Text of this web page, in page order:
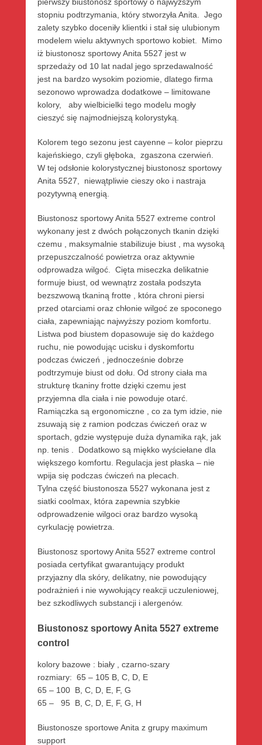
stopniu podtrzymania, który stworzyła Anita. Jego
zalety szybko doceniły klientki i stał się ulubionym
modelem wielu aktywnych sportowo kobiet. Mimo
iż biustonosz sportowy Anita 5527 jest w
sprzedaży od 10 lat nadal jego sprzedawalność
jest na bardzo wysokim poziomie, dlatego firma
sezonowo wprowadza dodatkowe – limitowane
kolory, aby wielbicielki tego modelu mogły
cieszyć się najmodniejszą kolorystyką.
Kolorem tego sezonu jest cayenne – kolor pieprzu
kajeńskiego, czyli głęboka, zgaszona czerwień.
W tej odsłonie kolorystycznej biustonosz sportowy
Anita 5527, niewątpliwie cieszy oko i nastraja
pozytywną energią.
Biustonosz sportowy Anita 5527 extreme control
wykonany jest z dwóch połączonych tkanin dzięki
czemu , maksymalnie stabilizuje biust , ma wysoką
przepuszczalność powietrza oraz aktywnie
odprowadza wilgoć. Cięta miseczka delikatnie
formuje biust, od wewnątrz została podszyta
bezszwową tkaniną frotte , która chroni piersi
przed otarciami oraz chłonie wilgoć ze spoconego
ciała, zapewniając najwyższy poziom komfortu.
Listwa pod biustem dopasowuje się do każdego
ruchu, nie powodując ucisku i dyskomfortu
podczas ćwiczeń , jednocześnie dobrze
podtrzymuje biust od dołu. Od strony ciała ma
strukturę tkaniny frotte dzięki czemu jest
przyjemna dla ciała i nie powoduje otarć.
Ramiączka są ergonomiczne , co za tym idzie, nie
zsuwają się z ramion podczas ćwiczeń oraz w
sportach, gdzie występuje duża dynamika rąk, jak
np. tenis . Dodatkowo są miękko wyściełane dla
większego komfortu. Regulacja jest płaska – nie
wpija się podczas ćwiczeń na plecach.
Tylna część biustonosza 5527 wykonana jest z
siatki coolmax, która zapewnia szybkie
odprowadzenie wilgoci oraz bardzo wysoką
cyrkulację powietrza.
Biustonosz sportowy Anita 5527 extreme control
posiada certyfikat gwarantujący produkt
przyjazny dla skóry, delikatny, nie powodujący
podrażnień i nie wywołujący reakcji uczuleniowej,
bez szkodliwych substancji i alergenów.
Biustonosz sportowy Anita 5527 extreme
control
kolory bazowe : biały , czarno-szary
rozmiary: 65 – 105 B, C, D, E
65 – 100 B, C, D, E, F, G
65 – 95 B, C, D, E, F, G, H
Biustonosze sportowe Anita z grupy maximum
support